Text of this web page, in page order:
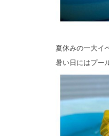
夏休みの一大イ
暑い日にはプー